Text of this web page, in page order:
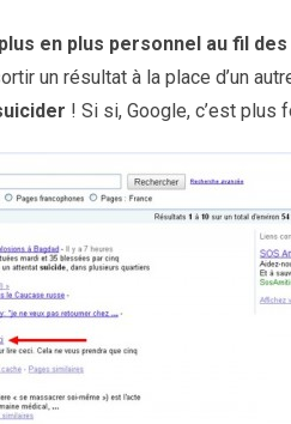
en plus personnel au fil
un résultat à la place d’un
! Si si, Google, c’est plus